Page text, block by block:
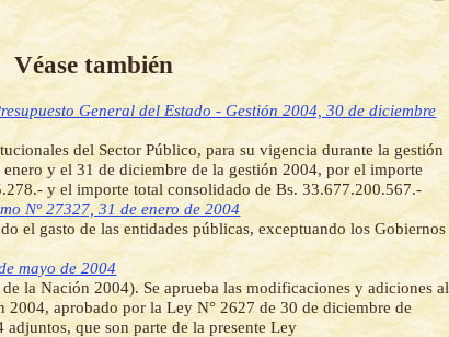
Véase también
General del Estado - Gestión 2004, 30 de diciembre
del Sector Público, para su vigencia durante la gestión
y el 31 de diciembre de la gestión 2004, por el importe
y el importe total consolidado de Bs. 33.677.200.567.-
Nº 27327, 31 de enero de 2004
el gasto de las entidades públicas, exceptuando los Gobiernos
mayo de 2004
la Nación 2004). Se aprueba las modificaciones y adiciones al
2004, aprobado por la Ley N° 2627 de 30 de diciembre de
que son parte de la presente Ley